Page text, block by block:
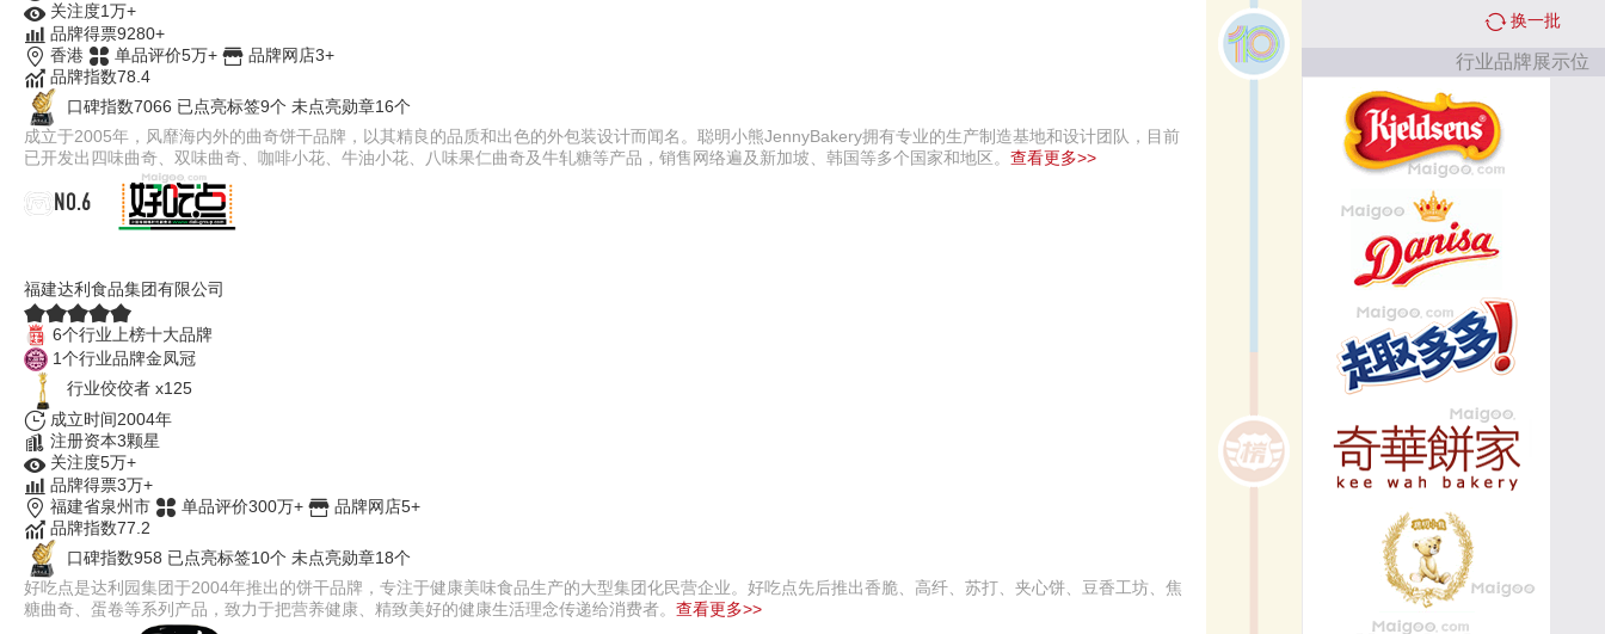
关注度1万+
品牌得票9280+
香港
单品评价5万+
品牌网店3+
品牌指数78.4
口碑指数7066 已点亮标签9个 未点亮勋章16个
成立于2005年，风靡海内外的曲奇饼干品牌，以其精良的品质和出色的外包装设计而闻名。聪明小熊JennyBakery拥有专业的生产制造基地和设计团队，目前
已开发出四味曲奇、双味曲奇、咖啡小花、牛油小花、八味果仁曲奇及牛轧糖等产品，销售网络遍及新加坡、韩国等多个国家和地区。 查看更多>>
NO.6
福建达利食品集团有限公司
6个行业上榜十大品牌
1个行业品牌金凤冠
行业佼佼者 x125
成立时间2004年
注册资本3颗星
关注度5万+
品牌得票3万+
福建省泉州市
单品评价300万+
品牌网店5+
品牌指数77.2
口碑指数958 已点亮标签10个 未点亮勋章18个
好吃点是达利园集团于2004年推出的饼干品牌，专注于健康美味食品生产的大型集团化民营企业。好吃点先后推出香脆、高纤、苏打、夹心饼、豆香工坊、焦
糖曲奇、蛋卷等系列产品，致力于把营养健康、精致美好的健康生活理念传递给消费者。 查看更多>>
换一批
行业品牌展示位